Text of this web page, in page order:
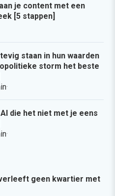
je content met een
[5 stappen]
staan in hun waarden
storm het beste
·
die het niet met je eens
·
geen kwartier met